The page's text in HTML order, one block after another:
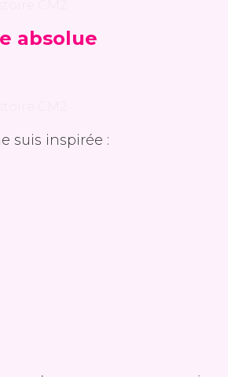
absolue
suis inspirée :